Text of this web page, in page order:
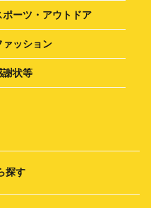
ポーツ・アウトドア
ァッション
謝状等
探す